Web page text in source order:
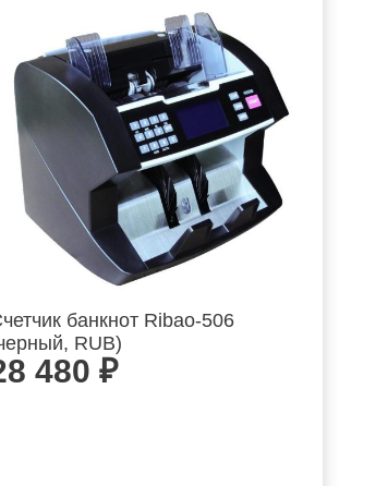
банкнот Ribao-506
RUB)
480 ₽